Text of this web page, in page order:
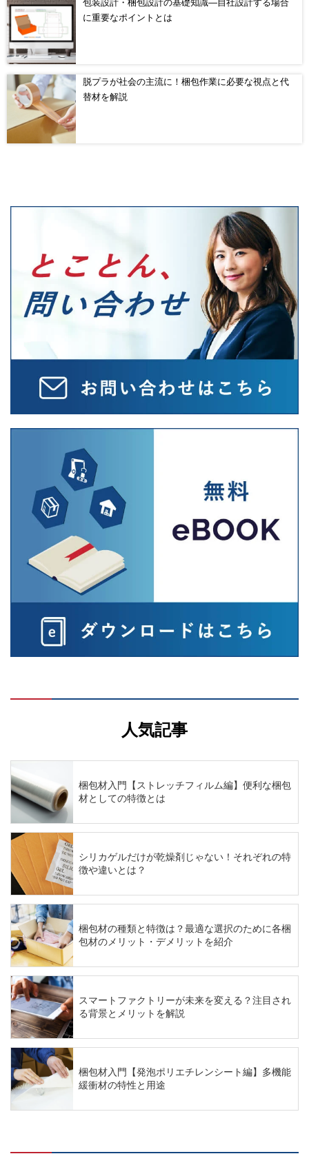
包装設計・梱包設計の基礎知識―自社設計する場合
に重要なポイントとは
脱プラが社会の主流に！梱包作業に必要な視点と代
替材を解説
人気記事
梱包材入門【ストレッチフィルム編】便利な梱包
材としての特徴とは
シリカゲルだけが乾燥剤じゃない！それぞれの特
徴や違いとは？
梱包材の種類と特徴は？最適な選択のために各梱
包材のメリット・デメリットを紹介
スマートファクトリーが未来を変える？注目され
る背景とメリットを解説
梱包材入門【発泡ポリエチレンシート編】多機能
緩衝材の特性と用途